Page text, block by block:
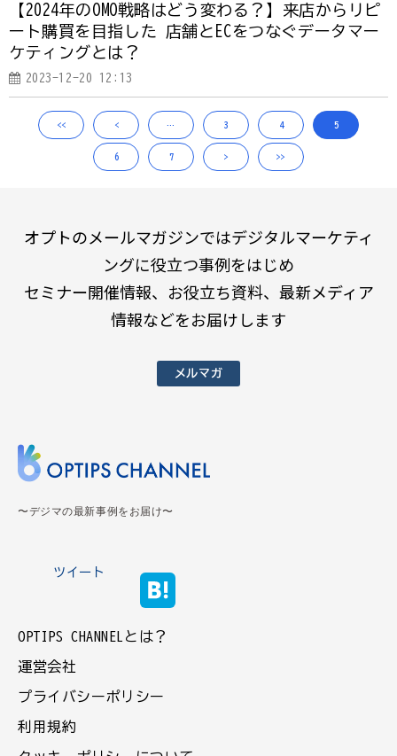
【2024年のOMO戦略はどう変わる？】来店からリピ
ート購買を目指した 店舗とECをつなぐデータマー
ケティングとは？
2023-12-20 12:13
<< < … 3 4 5
6 7 > >>
オプトのメールマガジンではデジタルマーケティ
ングに役立つ事例をはじめ
セミナー開催情報、お役立ち資料、最新メディア
情報などをお届けします
メルマガ
〜デジマの最新事例をお届け〜
ツイート
OPTIPS CHANNELとは？
運営会社
プライバシーポリシー
利用規約